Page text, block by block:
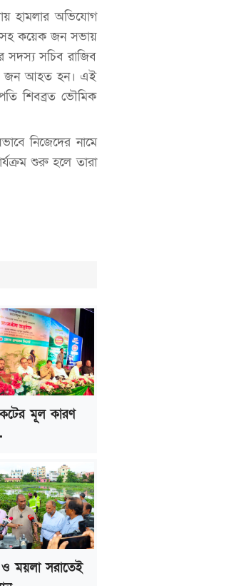
হামলার অভিযোগ
কয়েক জন সভায়
সদস্য সচিব রাজিব
জন আহত হন। এই
শিবব্রত ভৌমিক
নিজেদের নামে
শুরু হলে তারা
মূল কারণ
ও ময়লা সরাতেই